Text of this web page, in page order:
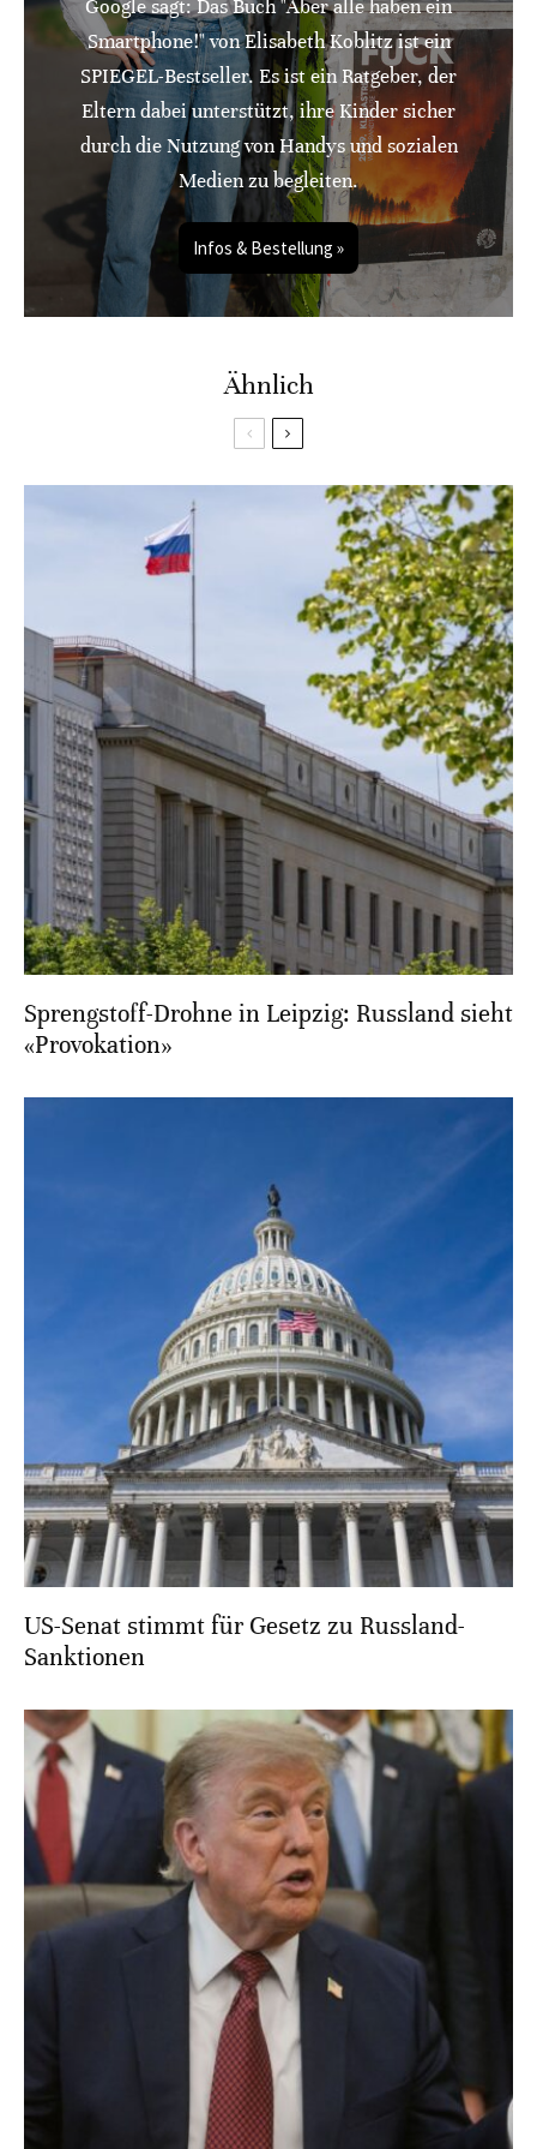
Google sagt: Das Buch "Aber alle haben ein
Smartphone!" von Elisabeth Koblitz ist ein
SPIEGEL-Bestseller. Es ist ein Ratgeber, der
Eltern dabei unterstützt, ihre Kinder sicher
durch die Nutzung von Handys und sozialen
Medien zu begleiten.
Infos & Bestellung »
Ähnlich
Sprengstoff-Drohne in Leipzig: Russland sieht
«Provokation»
US-Senat stimmt für Gesetz zu Russland-
Sanktionen